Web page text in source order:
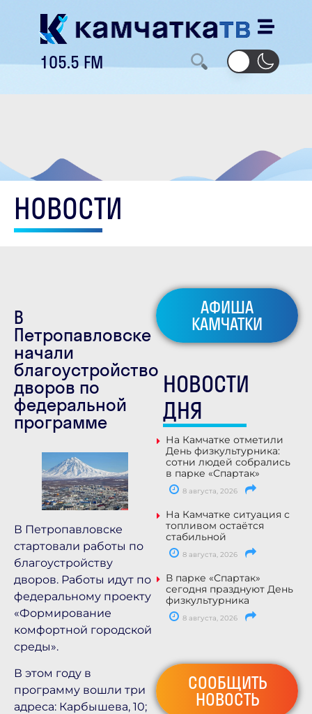
105.5 FM
НОВОСТИ
В
Петропавловске
начали
благоустройство
дворов по
федеральной
программе
В Петропавловске
стартовали работы по
благоустройству
дворов. Работы идут по
федеральному проекту
«Формирование
комфортной городской
среды».
В этом году в
программу вошли три
адреса: Карбышева, 10;
АФИША
КАМЧАТКИ
НОВОСТИ
ДНЯ
На Камчатке отметили
День физкультурника:
сотни людей собрались
в парке «Спартак»
8 августа, 2026
На Камчатке ситуация с
топливом остаётся
стабильной
8 августа, 2026
В парке «Спартак»
сегодня празднуют День
физкультурника
8 августа, 2026
СООБЩИТЬ
НОВОСТЬ